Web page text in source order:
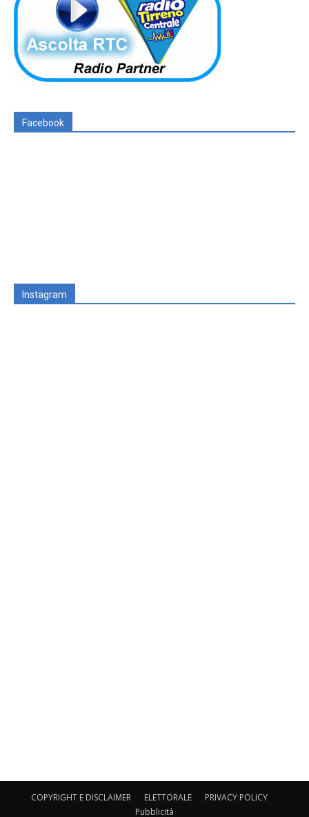
Facebook
Instagram
COPYRIGHT E DISCLAIMER ELETTORALE
PRIVACY POLICY
Pubblicità